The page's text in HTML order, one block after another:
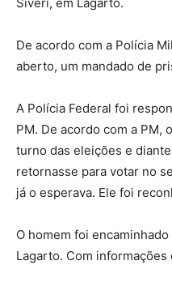
De acordo com a Polícia
aberto, um mandado de
A Polícia Federal foi
PM. De acordo com a PM,
turno das eleições e
retornasse para votar no
já o esperava. Ele foi
O homem foi
Lagarto. Com informações